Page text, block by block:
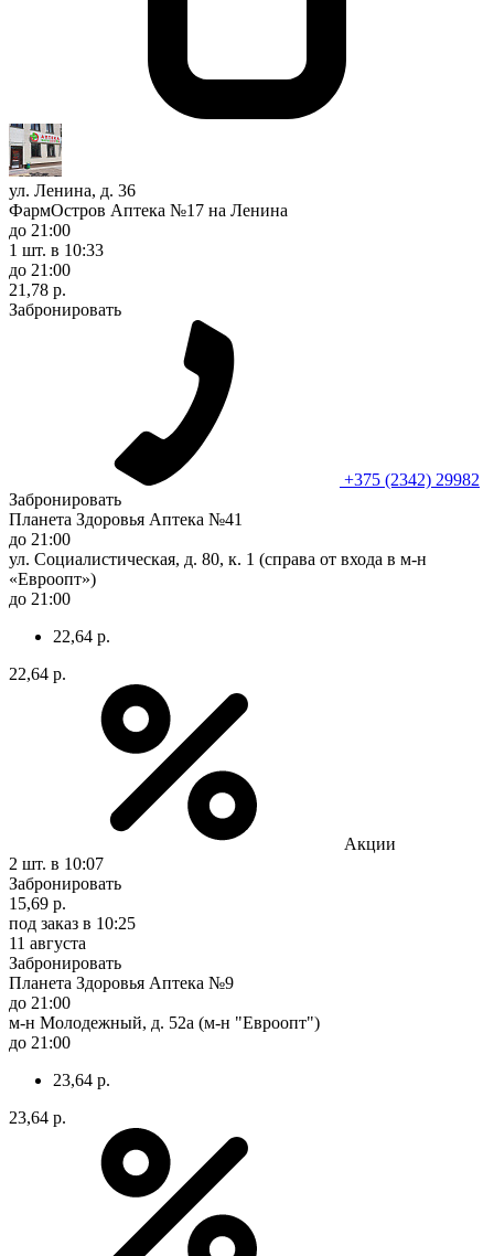
ул. Ленина, д. 36
ФармОстров Аптека №17 на Ленина
до 21:00
1 шт. в 10:33
до 21:00
21,78 р.
Забронировать
+375 (2342) 29982
Забронировать
Планета Здоровья Аптека №41
до 21:00
ул. Социалистическая, д. 80, к. 1 (справа от входа в м-н
«Евроопт»)
до 21:00
22,64 р.
22,64 р.
Акции
2 шт. в 10:07
Забронировать
15,69 р.
под заказ в 10:25
11 августа
Забронировать
Планета Здоровья Аптека №9
до 21:00
м-н Молодежный, д. 52а (м-н "Евроопт")
до 21:00
23,64 р.
23,64 р.